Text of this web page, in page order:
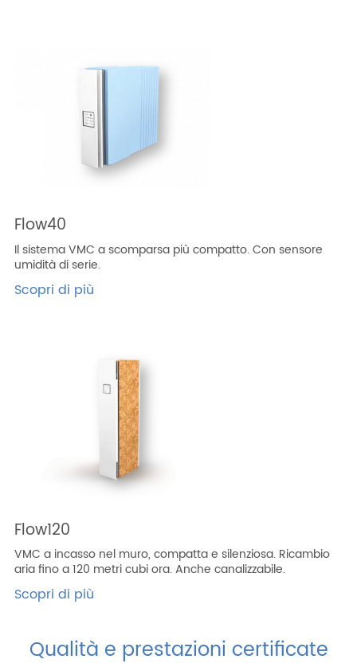
Flow40
Il sistema VMC a scomparsa più compatto. Con sensore
umidità di serie.
Scopri di più
Flow120
VMC a incasso nel muro, compatta e silenziosa. Ricambio
aria fino a 120 metri cubi ora. Anche canalizzabile.
Scopri di più
Qualità e prestazioni certificate